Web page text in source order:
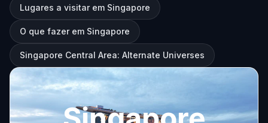
Lugares a visitar em Singapore
O que fazer em Singapore
Singapore Central Area: Alternate Universes